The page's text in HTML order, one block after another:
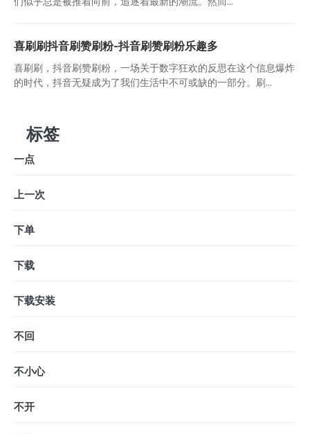
喜刷刷抖音刷赞刷粉-抖音刷赞刷粉乐趣多
喜刷刷，抖音刷赞刷粉，一场关于数字狂欢的反思在这个信息爆炸
的时代，抖音无疑成为了我们生活中不可或缺的一部分。刷...
标签
一点
上一次
下单
下载
下载安装
不回
不小心
不开